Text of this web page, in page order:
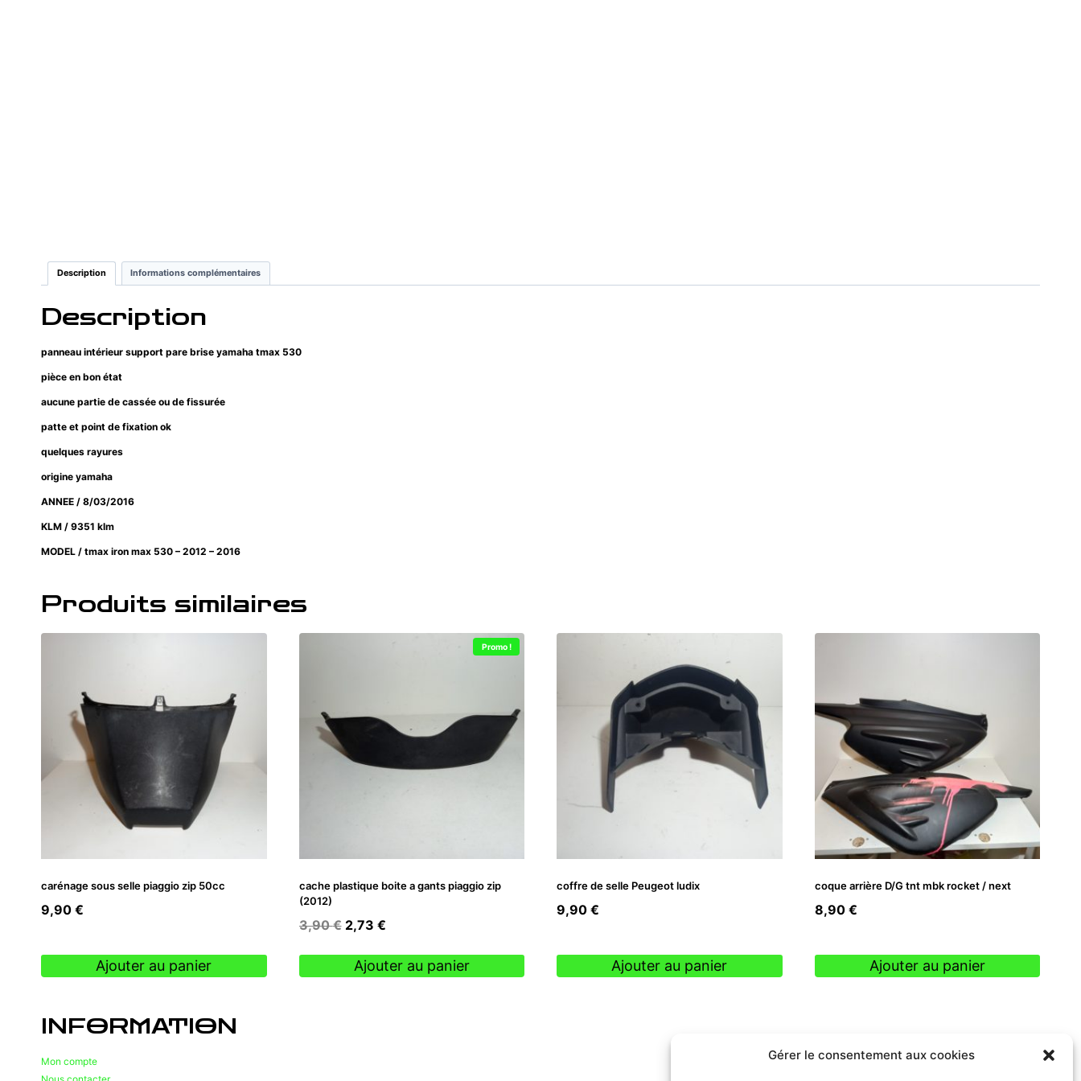
Gérer le consentement aux cookies
Description Informations complémentaires
Description
panneau intérieur support pare brise yamaha tmax 530
pièce en bon état
aucune partie de cassée ou de fissurée
patte et point de fixation ok
quelques rayures
origine yamaha
ANNEE / 8/03/2016
KLM / 9351 klm
MODEL / tmax iron max 530 – 2012 – 2016
Produits similaires
carénage sous selle piaggio zip 50cc
9,90 €
Ajouter au panier
Promo !
cache plastique boite a gants piaggio zip
(2012)
3,90€ Le
initial
2,73 €Le
actuel
Ajouter au panier
coffre de selle Peugeot ludix
9,90 €
Ajouter au panier
coque arrière D/G tnt mbk rocket / next
8,90 €
Ajouter au panier
INFORMATION
Mon compte